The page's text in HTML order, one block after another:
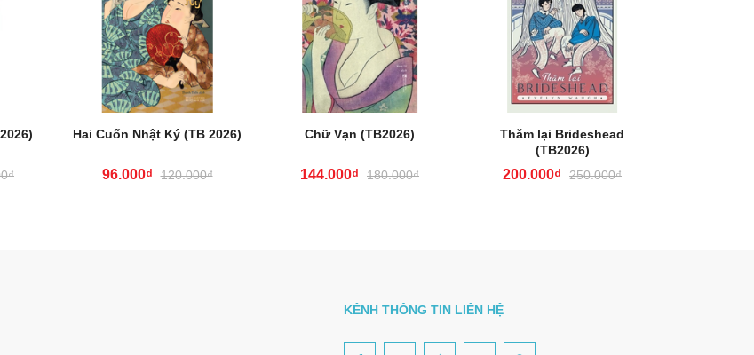
Hai Cuốn Nhật Ký (TB 2026)
96.000₫ 120.000₫
Chữ Vạn (TB2026)
144.000₫ 180.000₫
Thăm lại Brideshead
(TB2026)
200.000₫ 250.000₫
KÊNH THÔNG TIN LIÊN HỆ